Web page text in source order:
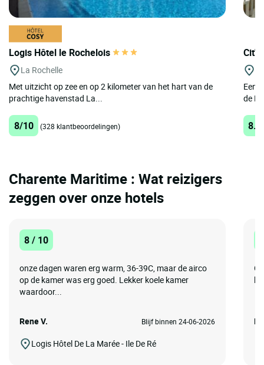
Logis Hôtel le Rochelois
La Rochelle
Met uitzicht op zee en op 2 kilometer van het hart van de
prachtige havenstad La...
8/10 (328 klantbeoordelingen)
Een
de
Charente Maritime : Wat reizigers
zeggen over onze hotels
8 / 10
onze dagen waren erg warm, 36-39C, maar de airco
op de kamer was erg goed. Lekker koele kamer
waardoor...
Rene V. Blijf binnen 24-06-2026
Logis Hôtel De La Marée - Ile De Ré